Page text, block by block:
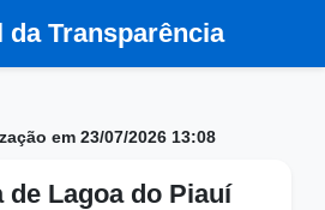
da Transparência
em 23/07/2026 13:08
de Lagoa do Piauí